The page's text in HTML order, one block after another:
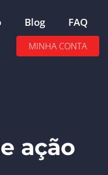
Blog FAQ
MINHA CONTA
ação